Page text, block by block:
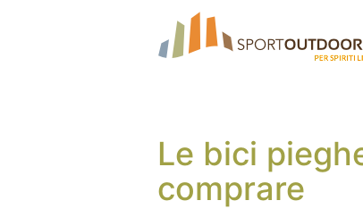
Le bici
comprare